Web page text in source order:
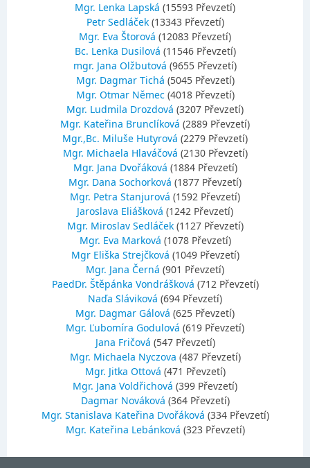
Mgr. Lenka Lapská (15593 Převzetí)
Petr Sedláček (13343 Převzetí)
Mgr. Eva Štorová (12083 Převzetí)
Bc. Lenka Dusilová (11546 Převzetí)
mgr. Jana Olžbutová (9655 Převzetí)
Mgr. Dagmar Tichá (5045 Převzetí)
Mgr. Otmar Němec (4018 Převzetí)
Mgr. Ludmila Drozdová (3207 Převzetí)
Mgr. Kateřina Brunclíková (2889 Převzetí)
Mgr.,Bc. Miluše Hutyrová (2279 Převzetí)
Mgr. Michaela Hlaváčová (2130 Převzetí)
Mgr. Jana Dvořáková (1884 Převzetí)
Mgr. Dana Sochorková (1877 Převzetí)
Mgr. Petra Stanjurová (1592 Převzetí)
Jaroslava Eliášková (1242 Převzetí)
Mgr. Miroslav Sedláček (1127 Převzetí)
Mgr. Eva Marková (1078 Převzetí)
Mgr Eliška Strejčková (1049 Převzetí)
Mgr. Jana Černá (901 Převzetí)
PaedDr. Štěpánka Vondrášková (712 Převzetí)
Naďa Sláviková (694 Převzetí)
Mgr. Dagmar Gálová (625 Převzetí)
Mgr. Ľubomíra Godulová (619 Převzetí)
Jana Fričová (547 Převzetí)
Mgr. Michaela Nyczova (487 Převzetí)
Mgr. Jitka Ottová (471 Převzetí)
Mgr. Jana Voldřichová (399 Převzetí)
Dagmar Nováková (364 Převzetí)
Mgr. Stanislava Kateřina Dvořáková (334 Převzetí)
Mgr. Kateřina Lebánková (323 Převzetí)